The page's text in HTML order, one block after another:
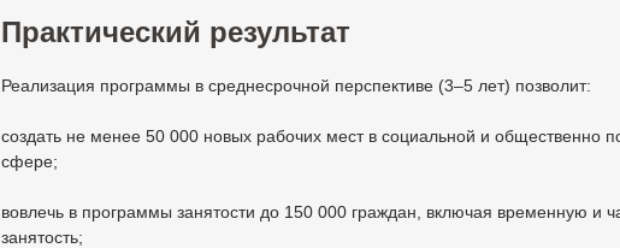
Практический результат
Реализация программы в среднесрочной перспективе (3–5 лет) позволит:
создать не менее 50 000 новых рабочих мест в социальной и общественно
сфере;
вовлечь в программы занятости до 150 000 граждан, включая временную и
занятость;